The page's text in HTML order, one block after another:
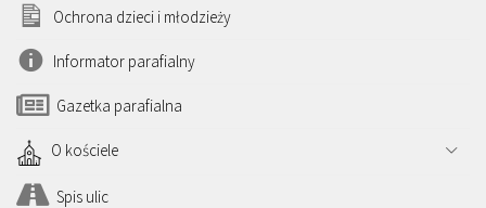
Ochrona dzieci i młodzieży
Informator parafialny
Gazetka parafialna
O kościele
Spis ulic